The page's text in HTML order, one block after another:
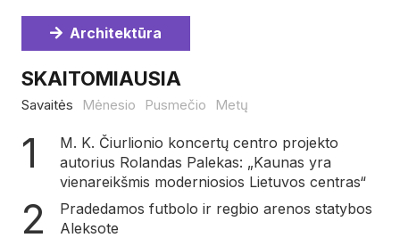
Architektūra
SKAITOMIAUSIA
Savaitės Mėnesio Pusmečio Metų
M. K. Čiurlionio koncertų centro projekto
autorius Rolandas Palekas: „Kaunas yra
vienareikšmis moderniosios Lietuvos centras“
Pradedamos futbolo ir regbio arenos statybos
Aleksote